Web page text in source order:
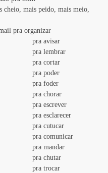
cheio, mais peido, mais meio,
pra organizar
				pra avisar
				pra lembrar
				pra cortar
				pra poder
				pra foder
				pra chorar
				pra escrever
				pra esclarecer
				pra cutucar
				pra comunicar
				pra mandar
				pra chutar
				pra trocar